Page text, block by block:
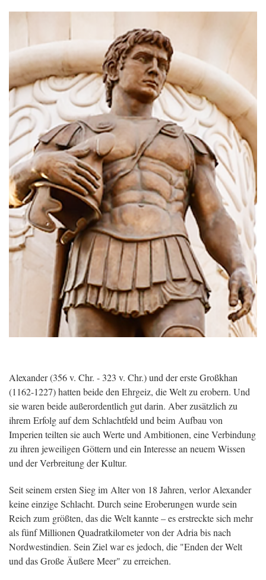
Alexander (356 v. Chr. - 323 v. Chr.) und der erste Großkhan
(1162-1227) hatten beide den Ehrgeiz, die Welt zu erobern. Und
sie waren beide außerordentlich gut darin. Aber zusätzlich zu
ihrem Erfolg auf dem Schlachtfeld und beim Aufbau von
Imperien teilten sie auch Werte und Ambitionen, eine Verbindung
zu ihren jeweiligen Göttern und ein Interesse an neuem Wissen
und der Verbreitung der Kultur.
Seit seinem ersten Sieg im Alter von 18 Jahren, verlor Alexander
keine einzige Schlacht. Durch seine Eroberungen wurde sein
Reich zum größten, das die Welt kannte – es erstreckte sich mehr
als fünf Millionen Quadratkilometer von der Adria bis nach
Nordwestindien. Sein Ziel war es jedoch, die "Enden der Welt
und das Große Äußere Meer" zu erreichen.